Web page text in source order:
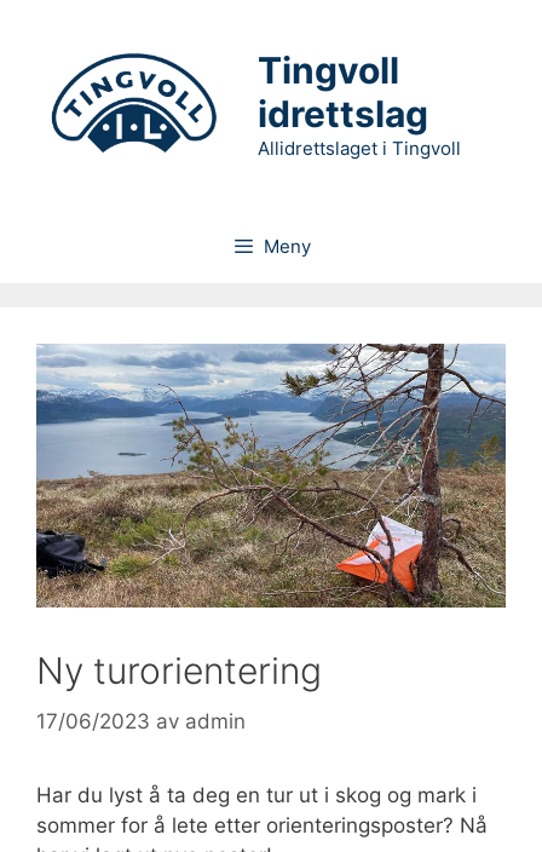
Tingvoll
idrettslag
Allidrettslaget i Tingvoll
Meny
Ny turorientering
17/06/2023 av admin
Har du lyst å ta deg en tur ut i skog og mark i
sommer for å lete etter orienteringsposter? Nå